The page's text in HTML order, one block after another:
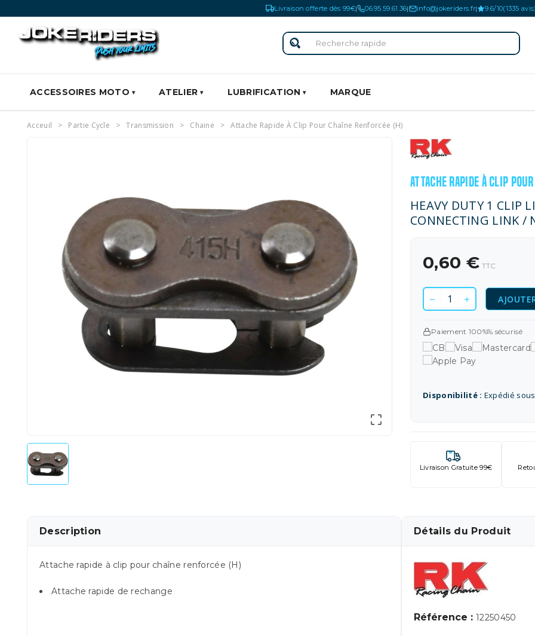
Livraison offerte dès 99€| 06.95.59.61.36| info@jokeriders.fr| 9.6/10(1335 avis)
ACCESSOIRES MOTO ATELIER LUBRIFICATION MARQUE
Acceuil Partie Cycle Transmission Chaine Attache Rapide À Clip Pour Chaîne Renforcée (H)

ATTACHE RAPIDE À CLIP
HEAVY DUTY 1 CLIP
CONNECTING LINK /
0,60 € TTC
Paiement 100%% sécurisé
Disponibilité : Expédié
Livraison Gratuite 99€
Description
Attache rapide à clip pour chaîne renforcée (H)
Attache rapide de rechange
Détails du Produit
Référence : 12250450